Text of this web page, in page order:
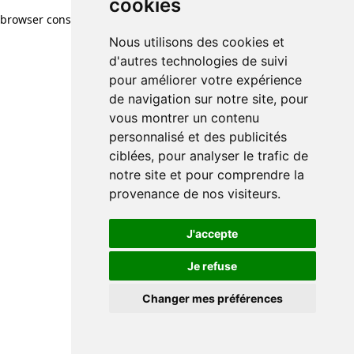
cookies
Nous utilisons des cookies et
d'autres technologies de suivi
pour améliorer votre expérience
de navigation sur notre site, pour
vous montrer un contenu
personnalisé et des publicités
ciblées, pour analyser le trafic de
notre site et pour comprendre la
provenance de nos visiteurs.
J'accepte
Je refuse
Changer mes préférences
browser console for more information)